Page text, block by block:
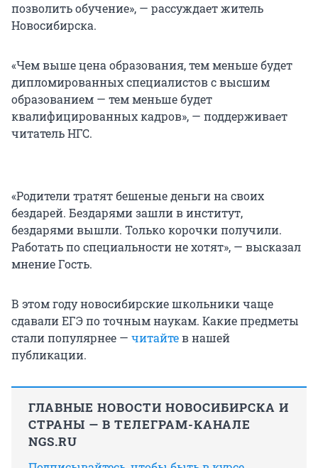
позволить обучение», — рассуждает житель
Новосибирска.
«Чем выше цена образования, тем меньше будет
дипломированных специалистов с высшим
образованием — тем меньше будет
квалифицированных кадров», — поддерживает
читатель НГС.
«Родители тратят бешеные деньги на своих
бездарей. Бездарями зашли в институт,
бездарями вышли. Только корочки получили.
Работать по специальности не хотят», — высказал
мнение Гость.
В этом году новосибирские школьники чаще
сдавали ЕГЭ по точным наукам. Какие предметы
стали популярнее — читайтев нашей
публикации.
ГЛАВНЫЕ НОВОСТИ НОВОСИБИРСКА И
СТРАНЫ — В ТЕЛЕГРАМ-КАНАЛЕ
NGS.RU